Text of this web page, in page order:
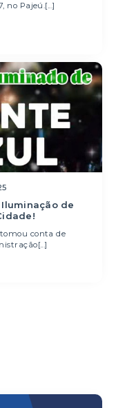
no Pajeú.[...]
de
conta de